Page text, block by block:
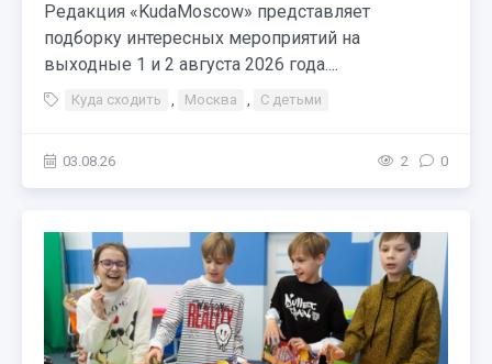
Редакция «KudaMoscow» представляет
подборку интересных мероприятий на
выходные 1 и 2 августа 2026 года....
Куда сходить , Москва , С детьми
03.08.26 2 0